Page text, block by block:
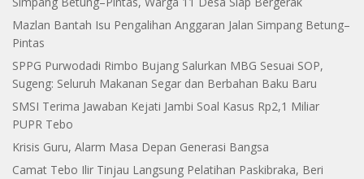
Mazlan Bantah Isu Pengalihan Anggaran Jalan Simpang Betung–
Pintas
SPPG Purwodadi Rimbo Bujang Salurkan MBG Sesuai SOP,
Sugeng: Seluruh Makanan Segar dan Berbahan Baku Baru
SMSI Terima Jawaban Kejati Jambi Soal Kasus Rp2,1 Miliar
PUPR Tebo
Krisis Guru, Alarm Masa Depan Generasi Bangsa
Camat Tebo Ilir Tinjau Langsung Pelatihan Paskibraka, Beri